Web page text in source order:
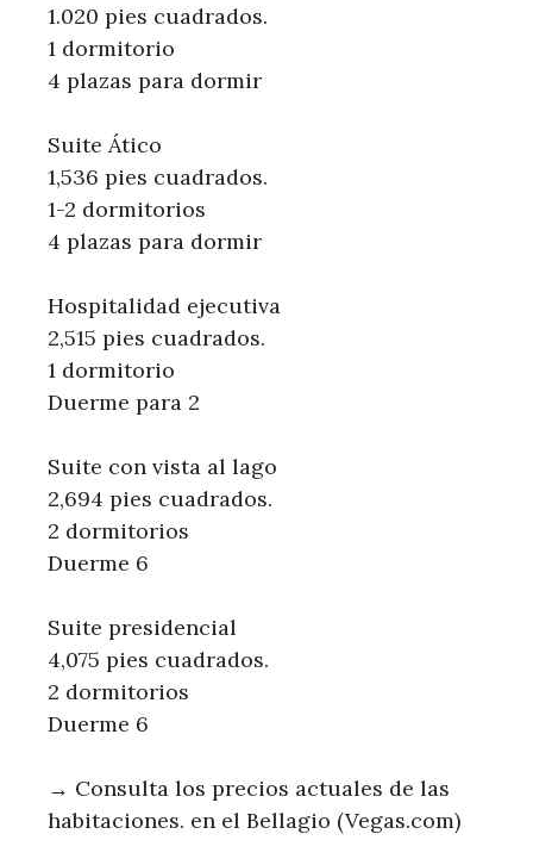
1.020 pies cuadrados.
1 dormitorio
4 plazas para dormir
Suite Ático
1,536 pies cuadrados.
1-2 dormitorios
4 plazas para dormir
Hospitalidad ejecutiva
2,515 pies cuadrados.
1 dormitorio
Duerme para 2
Suite con vista al lago
2,694 pies cuadrados.
2 dormitorios
Duerme 6
Suite presidencial
4,075 pies cuadrados.
2 dormitorios
Duerme 6
→ Consulta los precios actuales de las
habitaciones. en el Bellagio (Vegas.com)